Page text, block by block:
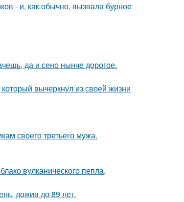
- и, как обычно, вызвала бурное
да и сено нынче дорогое.
вычеркнул из своей жизни
своего третьего мужа.
вулканического пепла,
дожив до 89 лет.